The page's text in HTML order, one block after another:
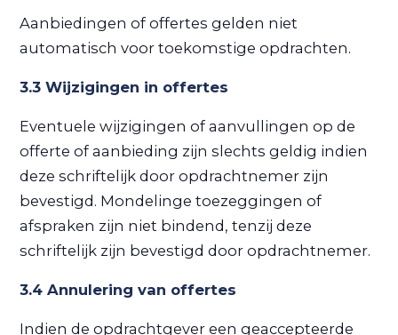
Aanbiedingen of offertes gelden niet
automatisch voor toekomstige opdrachten.
3.3 Wijzigingen in offertes
Eventuele wijzigingen of aanvullingen op de
offerte of aanbieding zijn slechts geldig indien
deze schriftelijk door opdrachtnemer zijn
bevestigd. Mondelinge toezeggingen of
afspraken zijn niet bindend, tenzij deze
schriftelijk zijn bevestigd door opdrachtnemer.
3.4 Annulering van offertes
Indien de opdrachtgever een geaccepteerde